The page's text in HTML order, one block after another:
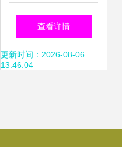
开发命名规范详解
查看详情
更新时间：2026-08-06
13:46:04